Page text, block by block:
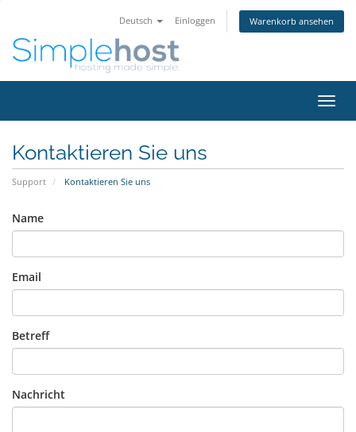
Deutsch Einloggen Warenkorb ansehen
ein-/
Kontaktieren Sie uns
Support Kontaktieren Sie uns
Name
Email
Betreff
Nachricht